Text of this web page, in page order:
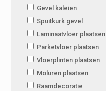
Gevel kaleien
Spuitkurk gevel
Laminaatvloer plaatsen
Parketvloer plaatsen
Vloerplinten plaatsen
Moluren plaatsen
Raamdecoratie